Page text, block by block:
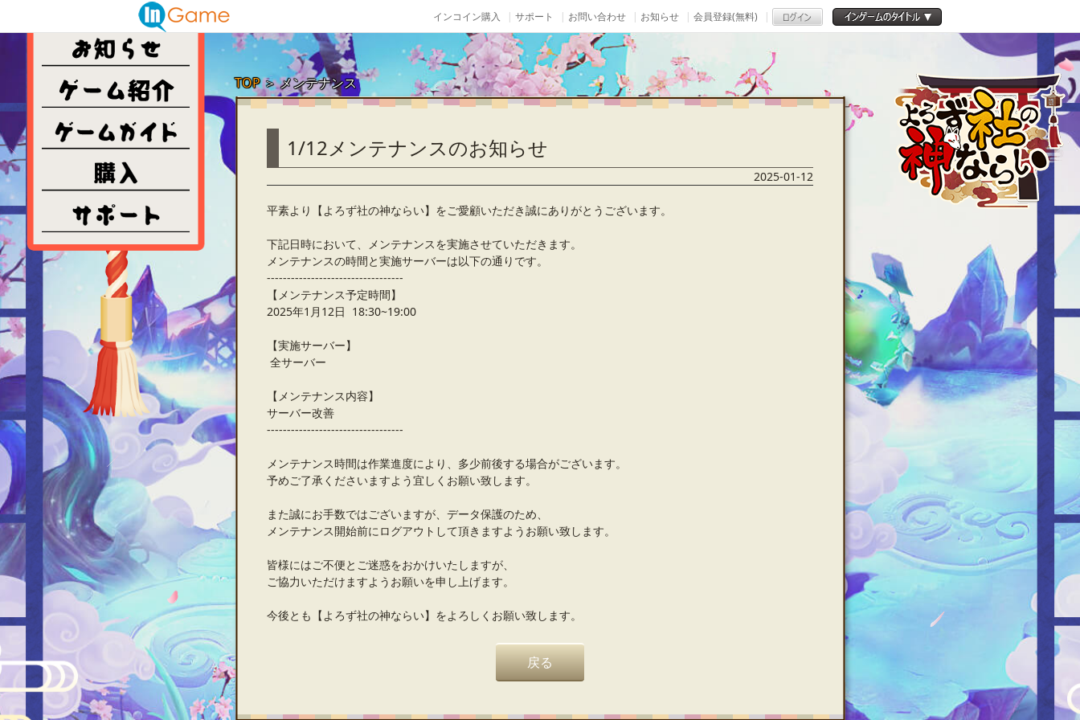
インコイン購入 サポート お問い合わせ お知らせ 会員登録(無料)
TOP＞メンテナンス
1/12メンテナンスのお知らせ
2025-01-12
平素より【よろず社の神ならい】をご愛顧いただき誠にありがとうございます。
下記日時において、メンテナンスを実施させていただきます。
メンテナンスの時間と実施サーバーは以下の通りです。
----------------------------------
【メンテナンス予定時間】
2025年1月12日 18:30~19:00
【実施サーバー】
全サーバー
【メンテナンス内容】
サーバー改善
----------------------------------
メンテナンス時間は作業進度により、多少前後する場合がございます。
予めご了承くださいますよう宜しくお願い致します。
また誠にお手数ではございますが、データ保護のため、
メンテナンス開始前にログアウトして頂きますようお願い致します。
皆様にはご不便とご迷惑をおかけいたしますが、
ご協力いただけますようお願いを申し上げます。
今後とも【よろず社の神ならい】をよろしくお願い致します。
戻る